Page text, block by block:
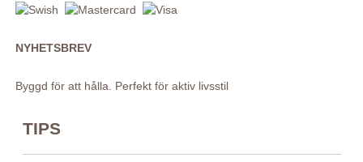
NYHETSBREV
Byggd för att hålla. Perfekt för aktiv livsstil
TIPS